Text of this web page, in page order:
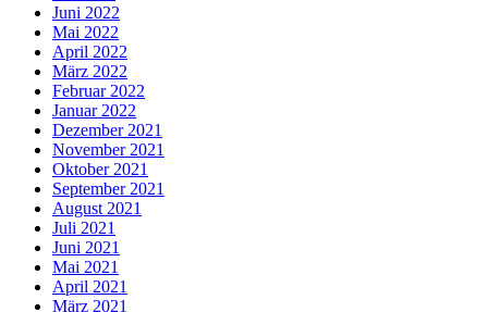
Juni 2022
Mai 2022
April 2022
März 2022
Februar 2022
Januar 2022
Dezember 2021
November 2021
Oktober 2021
September 2021
August 2021
Juli 2021
Juni 2021
Mai 2021
April 2021
März 2021